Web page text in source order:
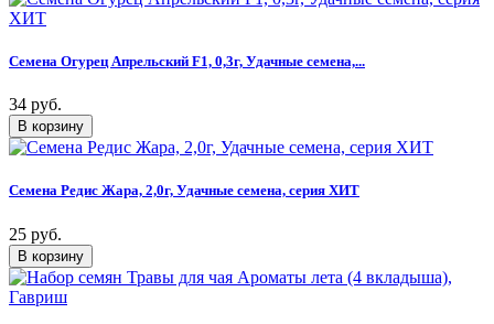
Семена Огурец Апрельский F1, 0,3г, Удачные семена,...
34 руб.
Семена Редис Жара, 2,0г, Удачные семена, серия ХИТ
25 руб.